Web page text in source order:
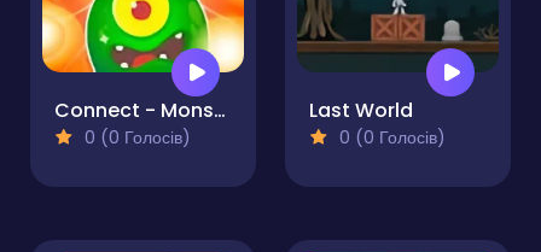
Connect - Monsters
0 (0 Голосів)
Last World
0 (0 Голосів)